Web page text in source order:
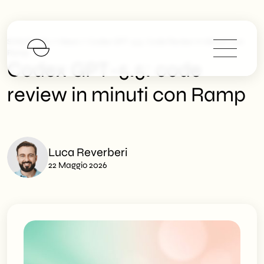
SHM Studio
Codex GPT-5.5: Code Review In Minuti Con
Codex GPT-5.5: code
review in minuti con Ramp
Luca Reverberi
22 Maggio 2026